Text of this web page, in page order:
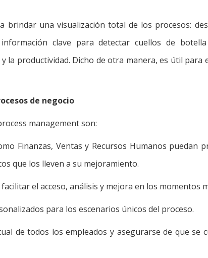
brindar una visualización total de los procesos:
clave para detectar cuellos de
la productividad. Dicho de otra manera, es útil para
de negocio
management son:
Finanzas, Ventas y Recursos Humanos puedan
que los lleven a su mejoramiento.
el acceso, análisis y mejora en los momentos
para los escenarios únicos del proceso.
de todos los empleados y asegurarse de que se